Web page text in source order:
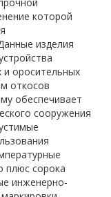
которой
изделия
и оросительных
откосов
обеспечивает
сооружения
плюс сорока
инженерно-